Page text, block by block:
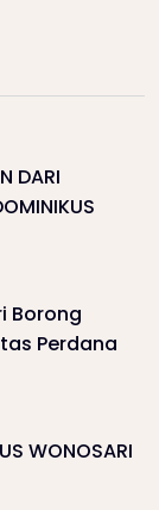
DARI
Borong
Perdana
WONOSARI